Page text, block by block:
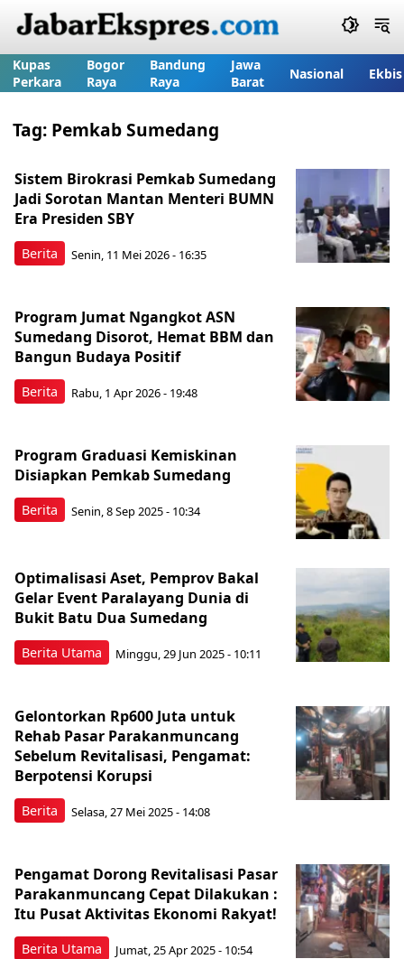
Kupas
Perkara
Bogor
Raya
Bandung
Raya
Jawa
Barat
Nasional Ekbis
Tag: Pemkab Sumedang
Berita
Sistem Birokrasi Pemkab Sumedang
Jadi Sorotan Mantan Menteri BUMN
Era Presiden SBY
Senin, 11 Mei 2026 - 16:35
Berita
Program Jumat Ngangkot ASN
Sumedang Disorot, Hemat BBM dan
Bangun Budaya Positif
Rabu, 1 Apr 2026 - 19:48
Berita
Program Graduasi Kemiskinan
Disiapkan Pemkab Sumedang
Senin, 8 Sep 2025 - 10:34
Berita Utama
Optimalisasi Aset, Pemprov Bakal
Gelar Event Paralayang Dunia di
Bukit Batu Dua Sumedang
Minggu, 29 Jun 2025 - 10:11
Berita
Gelontorkan Rp600 Juta untuk
Rehab Pasar Parakanmuncang
Sebelum Revitalisasi, Pengamat:
Berpotensi Korupsi
Selasa, 27 Mei 2025 - 14:08
Berita Utama
Pengamat Dorong Revitalisasi Pasar
Parakanmuncang Cepat Dilakukan :
Itu Pusat Aktivitas Ekonomi Rakyat!
Jumat, 25 Apr 2025 - 10:54